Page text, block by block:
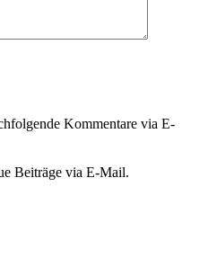
Kommentare via E-
Beiträge via E-Mail.